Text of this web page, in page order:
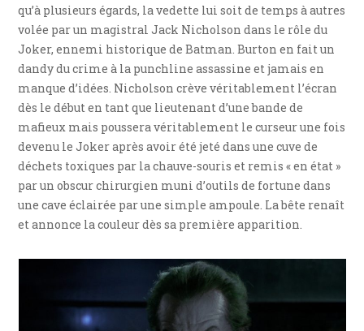
qu’à plusieurs égards, la vedette lui soit de temps à autres
volée par un magistral Jack Nicholson dans le rôle du
Joker, ennemi historique de Batman. Burton en fait un
dandy du crime à la punchline assassine et jamais en
manque d’idées. Nicholson crève véritablement l’écran
dès le début en tant que lieutenant d’une bande de
mafieux mais poussera véritablement le curseur une fois
devenu le Joker après avoir été jeté dans une cuve de
déchets toxiques par la chauve-souris et remis « en état »
par un obscur chirurgien muni d’outils de fortune dans
une cave éclairée par une simple ampoule. La bête renaît
et annonce la couleur dès sa première apparition.